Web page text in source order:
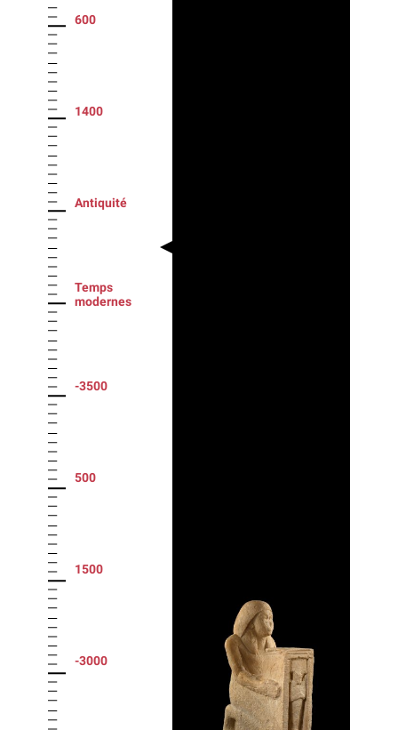
600
1400
Antiquité
Temps
modernes
-3500
500
1500
-3000